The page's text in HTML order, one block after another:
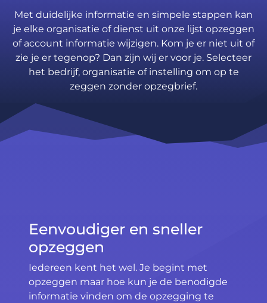
Met duidelijke informatie en simpele stappen kan
je elke organisatie of dienst uit onze lijst opzeggen
of account informatie wijzigen. Kom je er niet uit of
zie je er tegenop? Dan zijn wij er voor je. Selecteer
het bedrijf, organisatie of instelling om op te
zeggen zonder opzegbrief.
Eenvoudiger en sneller
opzeggen
Iedereen kent het wel. Je begint met
opzeggen maar hoe kun je de benodigde
informatie vinden om de opzegging te